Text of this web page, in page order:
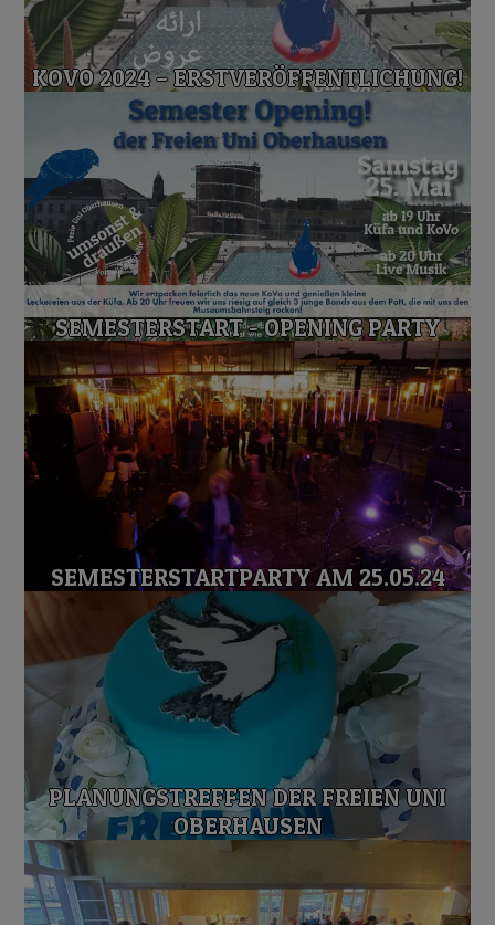
KOVO 2024 – ERSTVERÖFFENTLICHUNG!
SEMESTERSTART - OPENING PARTY
SEMESTERSTARTPARTY AM 25.05.24
PLANUNGSTREFFEN DER FREIEN UNI
OBERHAUSEN